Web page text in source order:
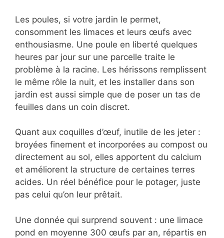
Les poules, si votre jardin le permet,
consomment les limaces et leurs œufs avec
enthousiasme. Une poule en liberté quelques
heures par jour sur une parcelle traite le
problème à la racine. Les hérissons remplissent
le même rôle la nuit, et les installer dans son
jardin est aussi simple que de poser un tas de
feuilles dans un coin discret.
Quant aux coquilles d’œuf, inutile de les jeter :
broyées finement et incorporées au compost ou
directement au sol, elles apportent du calcium
et améliorent la structure de certaines terres
acides. Un réel bénéfice pour le potager, juste
pas celui qu’on leur prêtait.
Une donnée qui surprend souvent : une limace
pond en moyenne 300 œufs par an, répartis en